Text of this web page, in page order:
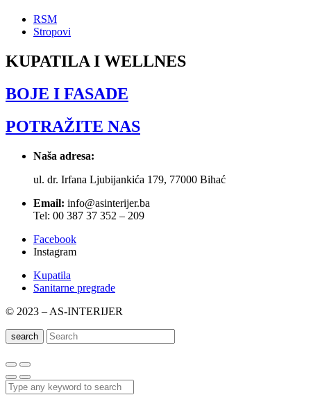
RSM
Stropovi
KUPATILA I WELLNES
BOJE I FASADE
POTRAŽITE NAS
Naša adresa:
ul. dr. Irfana Ljubijankića 179, 77000 Bihać
Email: info@asinterijer.ba
Tel: 00 387 37 352 – 209
Facebook
Instagram
Kupatila
Sanitarne pregrade
© 2023 – AS-INTERIJER
search